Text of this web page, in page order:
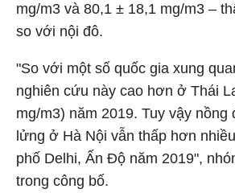
mg/m3 và 80,1 ± 18,1 mg/m3 –
so với nội đô.
"So với một số quốc gia xung
nghiên cứu này cao hơn ở Thái
mg/m3) năm 2019. Tuy vậy nồng
lửng ở Hà Nội vẫn thấp hơn
phố Delhi, Ấn Độ năm 2019",
trong công bố.